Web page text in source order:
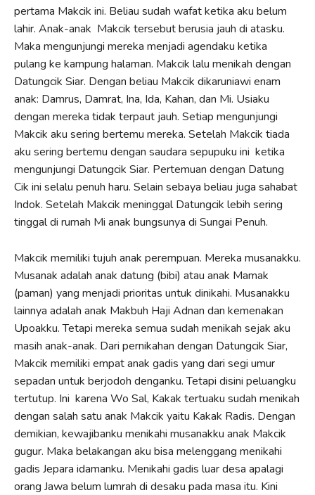
pertama Makcik ini. Beliau sudah wafat ketika aku belum
lahir. Anak-anak Makcik tersebut berusia jauh di atasku.
Maka mengunjungi mereka menjadi agendaku ketika
pulang ke kampung halaman. Makcik lalu menikah dengan
Datungcik Siar. Dengan beliau Makcik dikaruniawi enam
anak: Damrus, Damrat, Ina, Ida, Kahan, dan Mi. Usiaku
dengan mereka tidak terpaut jauh. Setiap mengunjungi
Makcik aku sering bertemu mereka. Setelah Makcik tiada
aku sering bertemu dengan saudara sepupuku ini ketika
mengunjungi Datungcik Siar. Pertemuan dengan Datung
Cik ini selalu penuh haru. Selain sebaya beliau juga sahabat
Indok. Setelah Makcik meninggal Datungcik lebih sering
tinggal di rumah Mi anak bungsunya di Sungai Penuh.
Makcik memiliki tujuh anak perempuan. Mereka musanakku.
Musanak adalah anak datung (bibi) atau anak Mamak
(paman) yang menjadi prioritas untuk dinikahi. Musanakku
lainnya adalah anak Makbuh Haji Adnan dan kemenakan
Upoakku. Tetapi mereka semua sudah menikah sejak aku
masih anak-anak. Dari pernikahan dengan Datungcik Siar,
Makcik memiliki empat anak gadis yang dari segi umur
sepadan untuk berjodoh denganku. Tetapi disini peluangku
tertutup. Ini karena Wo Sal, Kakak tertuaku sudah menikah
dengan salah satu anak Makcik yaitu Kakak Radis. Dengan
demikian, kewajibanku menikahi musanakku anak Makcik
gugur. Maka belakangan aku bisa melenggang menikahi
gadis Jepara idamanku. Menikahi gadis luar desa apalagi
orang Jawa belum lumrah di desaku pada masa itu. Kini